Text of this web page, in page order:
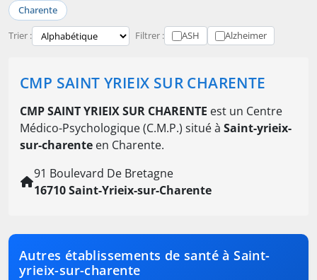
Charente
Trier : Filtrer : ASH Alzheimer
CMP SAINT YRIEIX SUR CHARENTE
CMP SAINT YRIEIX SUR CHARENTE est un Centre
Médico-Psychologique (C.M.P.) situé à Saint-yrieix-
sur-charente en Charente.
91 Boulevard De Bretagne
16710 Saint-Yrieix-sur-Charente
Autres établissements de santé à Saint-
yrieix-sur-charente